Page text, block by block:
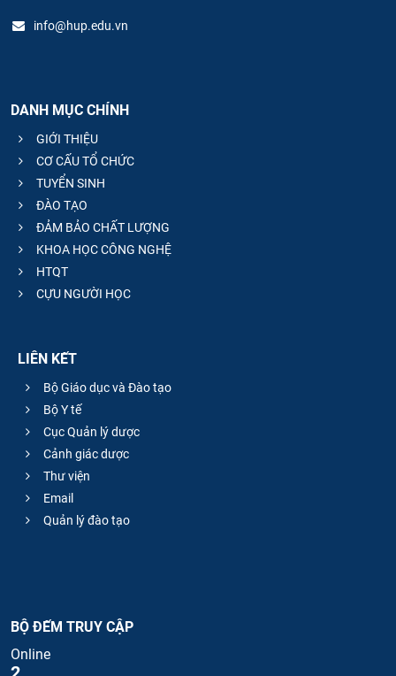
info@hup.edu.vn
DANH MỤC CHÍNH
GIỚI THIỆU
CƠ CẤU TỔ CHỨC
TUYỂN SINH
ĐÀO TẠO
ĐẢM BẢO CHẤT LƯỢNG
KHOA HỌC CÔNG NGHỆ
HTQT
CỰU NGƯỜI HỌC
LIÊN KẾT
Bộ Giáo dục và Đào tạo
Bộ Y tế
Cục Quản lý dược
Cảnh giác dược
Thư viện
Email
Quản lý đào tạo
BỘ ĐẾM TRUY CẬP
Online